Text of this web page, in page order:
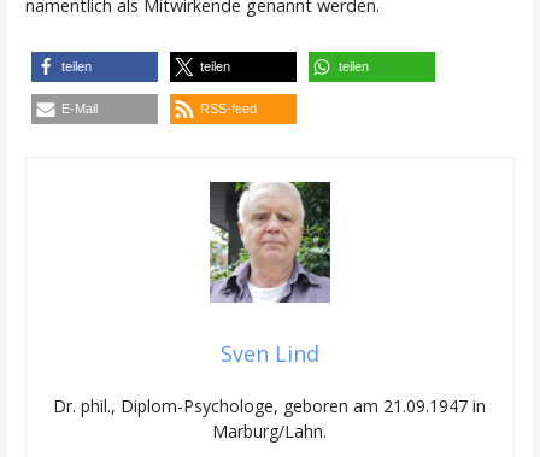
namentlich als Mitwirkende genannt werden.
teilen teilen teilen
E-Mail RSS-feed
Sven Lind
Dr. phil., Diplom-Psychologe, geboren am 21.09.1947 in
Marburg/Lahn.